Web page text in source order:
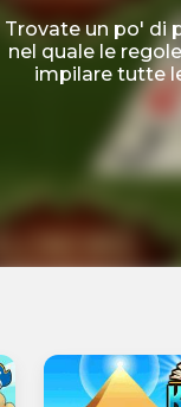
Trovate un po' di
nel quale le
impilare tutte